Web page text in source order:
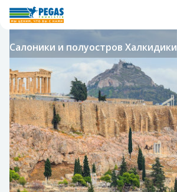
Салоники и полуостров Халкидики